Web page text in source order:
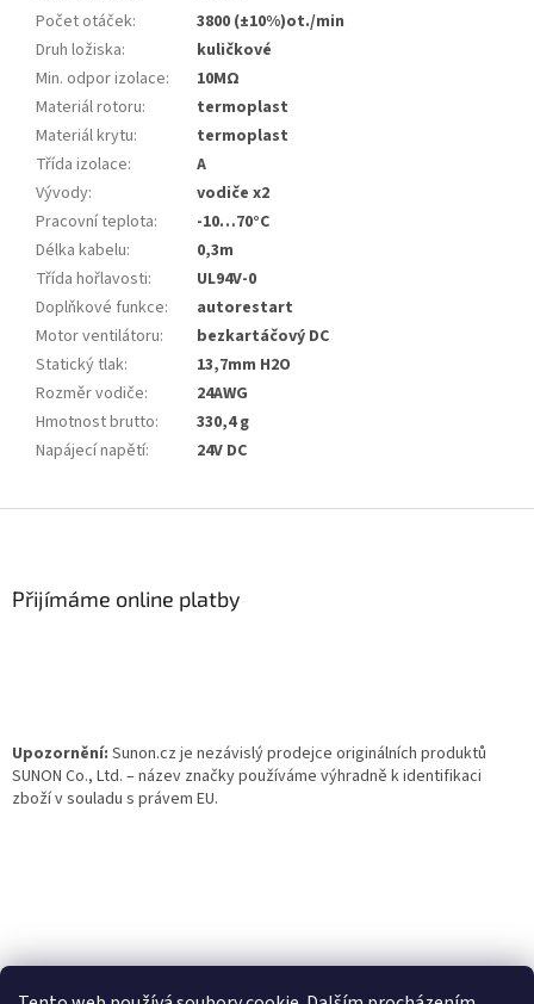
Počet otáček:
3800 (±10%)ot./min
Druh ložiska:
kuličkové
Min. odpor izolace:
10MΩ
Materiál rotoru:
termoplast
Materiál krytu:
termoplast
Třída izolace:
A
Vývody:
vodiče x2
Pracovní teplota:
-10…70°C
Délka kabelu:
0,3m
Třída hořlavosti:
UL94V-0
Doplňkové funkce:
autorestart
Motor ventilátoru:
bezkartáčový DC
Statický tlak:
13,7mm H2O
Rozměr vodiče:
24AWG
Hmotnost brutto:
330,4 g
Napájecí napětí: 24V DC
Přijímáme online platby
Upozornění: Sunon.cz je nezávislý prodejce originálních produktů
SUNON Co., Ltd. – název značky používáme výhradně k identifikaci
zboží v souladu s právem EU.